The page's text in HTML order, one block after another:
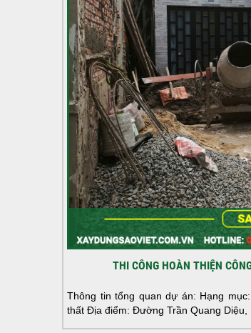
THI CÔNG HOÀN THIỆN
Thông tin tổng quan dự án: Hạng
thất Địa điểm: Đường Trần Quang Diệu,